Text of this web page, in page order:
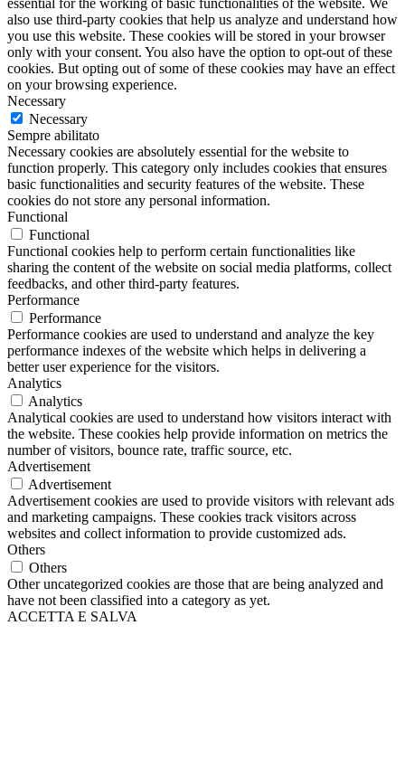
also use third-party cookies that help us analyze and understand how
you use this website. These cookies will be stored in your browser
only with your consent. You also have the option to opt-out of these
cookies. But opting out of some of these cookies may have an effect
on your browsing experience.
Necessary
Necessary
Sempre abilitato
Necessary cookies are absolutely essential for the website to
function properly. This category only includes cookies that ensures
basic functionalities and security features of the website. These
cookies do not store any personal information.
Functional
Functional
Functional cookies help to perform certain functionalities like
sharing the content of the website on social media platforms, collect
feedbacks, and other third-party features.
Performance
Performance
Performance cookies are used to understand and analyze the key
performance indexes of the website which helps in delivering a
better user experience for the visitors.
Analytics
Analytics
Analytical cookies are used to understand how visitors interact with
the website. These cookies help provide information on metrics the
number of visitors, bounce rate, traffic source, etc.
Advertisement
Advertisement
Advertisement cookies are used to provide visitors with relevant ads
and marketing campaigns. These cookies track visitors across
websites and collect information to provide customized ads.
Others
Others
Other uncategorized cookies are those that are being analyzed and
have not been classified into a category as yet.
ACCETTA E SALVA